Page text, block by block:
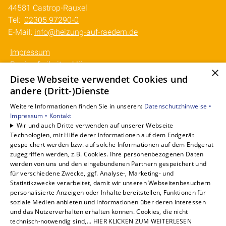
44581 Castrop-Rauxel
Tel: 02305 97290-0
E-Mail: info@heizung-auf-raedern.de
Impressum
Barrierefreiheitserklärung
Datenschutzerklärung
AVB
Unsere Bereiche
Mobile Wärme mieten
In Aktion
Unsere Produkte
Unser Service
Kontakt
×
Diese Webseite verwendet Cookies und
andere (Dritt-)Dienste
Weitere Informationen finden Sie in unseren: Datenschutzhinweise •
Impressum • Kontakt
Wir und auch Dritte verwenden auf unserer Webseite
Technologien, mit Hilfe derer Informationen auf dem Endgerät
gespeichert werden bzw. auf solche Informationen auf dem Endgerät
zugegriffen werden, z.B. Cookies. Ihre personenbezogenen Daten
werden von uns und den eingebundenen Partnern gespeichert und
für verschiedene Zwecke, ggf. Analyse-, Marketing- und
Statistikzwecke verarbeitet, damit wir unseren Webseitenbesuchern
personalisierte Anzeigen oder Inhalte bereitstellen, Funktionen für
soziale Medien anbieten und Informationen über deren Interessen
und das Nutzerverhalten erhalten können. Cookies, die nicht
technisch-notwendig sind,... HIER KLICKEN ZUM WEITERLESEN